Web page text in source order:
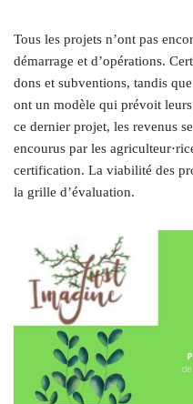
Tous les projets n’ont pas
démarrage et d’opérations.
dons et subventions, tandis
ont un modèle qui prévoit
ce dernier projet, les revenus
encourus par les
certification. La viabilité des
la grille d’évaluation.